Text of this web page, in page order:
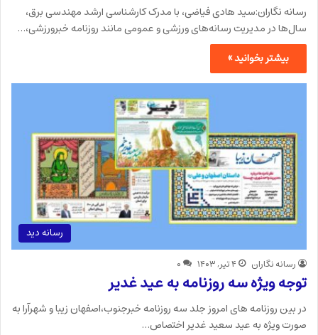
رسانه نگاران:سید هادی فیاضی، با مدرک کارشناسی ارشد مهندسی برق،
سال‌ها در مدیریت رسانه‌های ورزشی و عمومی مانند روزنامه خبرورزشی،…
بیشتر بخوانید »
رسانه دید
رسانه نگاران ۴ تیر, ۱۴۰۳ ۰
توجه ویژه سه روزنامه به عید غدیر
در بین روزنامه های امروز جلد سه روزنامه خبرجنوب،اصفهان زیبا و شهرآرا به
صورت ویژه به عید سعید غدیر اختصاص…